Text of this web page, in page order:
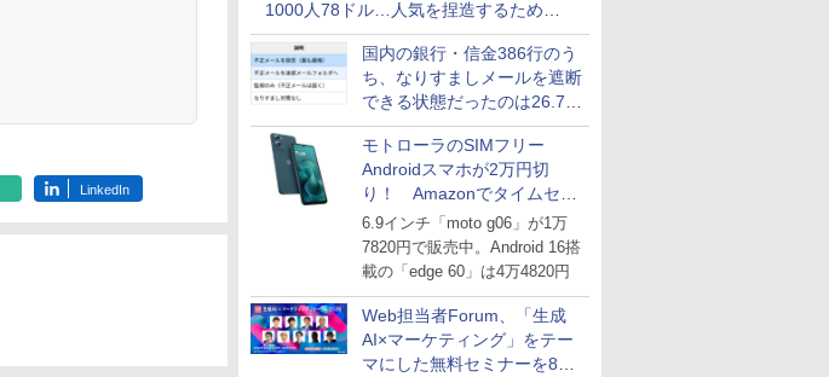
1000人78ドル…人気を捏造するための
価格リストが公開中
国内の銀行・信金386行のう
ち、なりすましメールを遮断
できる状態だったのは26.7％
にとどまる～GMOブランド
セキュリティ調査
モトローラのSIMフリー
Androidスマホが2万円切
り！ Amazonでタイムセー
ル
6.9インチ「moto g06」が1万
7820円で販売中。Android 16搭
載の「edge 60」は4万4820円
Web担当者Forum、「生成
AI×マーケティング」をテー
マにした無料セミナーを8月
LinkedIn